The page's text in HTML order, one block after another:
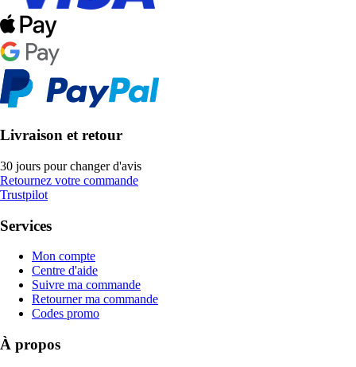
Livraison et retour
30 jours pour changer d'avis
Retournez votre commande
Trustpilot
Services
Mon compte
Centre d'aide
Suivre ma commande
Retourner ma commande
Codes promo
À propos